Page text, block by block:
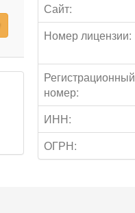
Сайт:
Номер лицензии:
Регистрационный
номер:
ИНН:
ОГРН: